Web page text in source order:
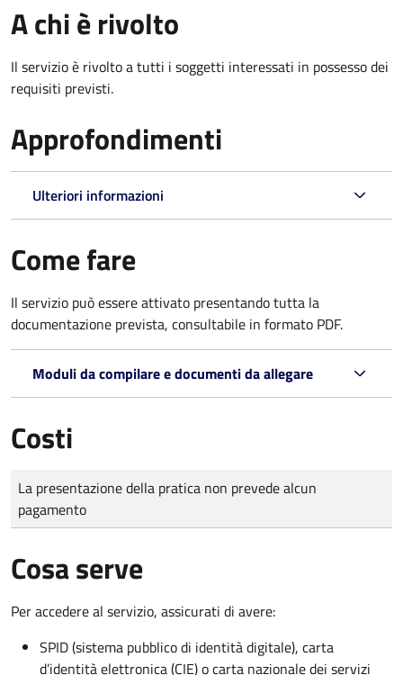
A chi è rivolto
Il servizio è rivolto a tutti i soggetti interessati in possesso dei
requisiti previsti.
Approfondimenti
Ulteriori informazioni
Come fare
Il servizio può essere attivato presentando tutta la
documentazione prevista, consultabile in formato PDF.
Moduli da compilare e documenti da allegare
Costi
Tipo di pagamento
Importo
La presentazione della pratica non prevede alcun
pagamento
Cosa serve
Per accedere al servizio, assicurati di avere:
SPID (sistema pubblico di identità digitale), carta
d’identità elettronica (CIE) o carta nazionale dei servizi